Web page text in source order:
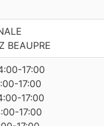
BEAUPRE
17:00
17:00
17:00
17:00